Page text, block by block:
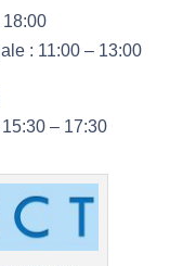
18:00
: 11:00 – 13:00
– 17:30